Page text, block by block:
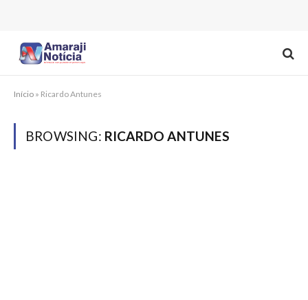
Início » Ricardo Antunes
BROWSING: RICARDO ANTUNES